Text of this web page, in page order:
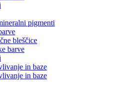
pigmenti
bleščice
barve
in baze
in baze